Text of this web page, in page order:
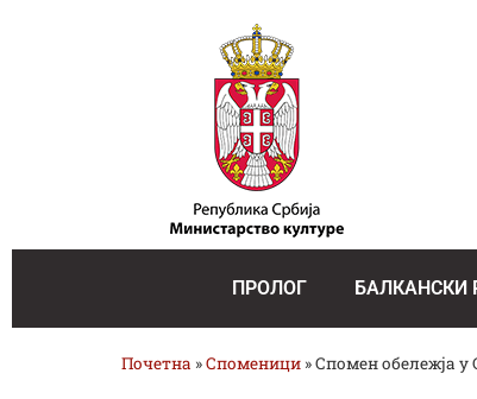
ПРОЛОГ БАЛКАНСКИ
Почетна »Споменици »Спомен обележја у